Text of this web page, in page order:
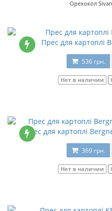
Орехокол
Прес для картоплі
536 грн.
Нет в наличии
Прес для картоплі
369 грн.
Нет в наличии